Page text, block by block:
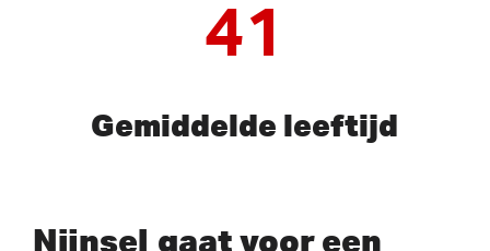
41
Gemiddelde leeftijd
Nijnsel gaat voor een